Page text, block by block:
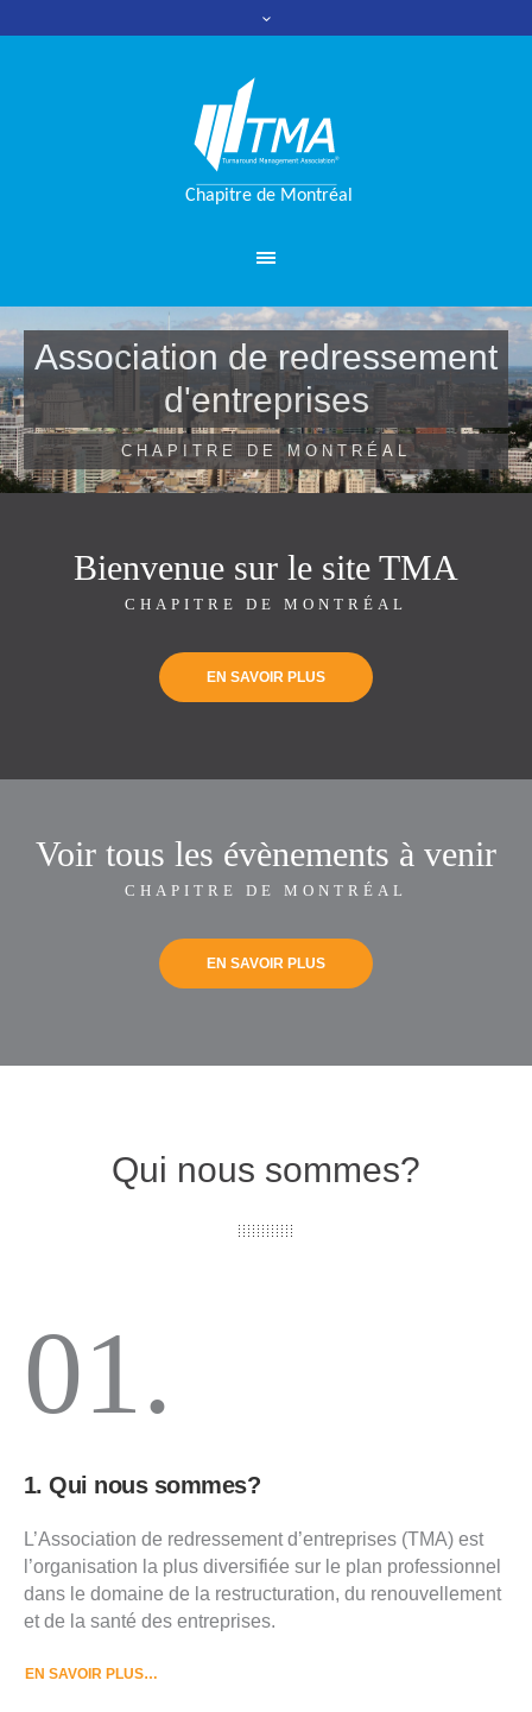
Association de redressement
d'entreprises
CHAPITRE DE MONTRÉAL
Bienvenue sur le site TMA
CHAPITRE DE MONTRÉAL
EN SAVOIR PLUS
Voir tous les évènements à venir
CHAPITRE DE MONTRÉAL
EN SAVOIR PLUS
Qui nous sommes?
01.
1. Qui nous sommes?
L’Association de redressement d’entreprises (TMA) est
l’organisation la plus diversifiée sur le plan professionnel
dans le domaine de la restructuration, du renouvellement
et de la santé des entreprises.
EN SAVOIR PLUS…